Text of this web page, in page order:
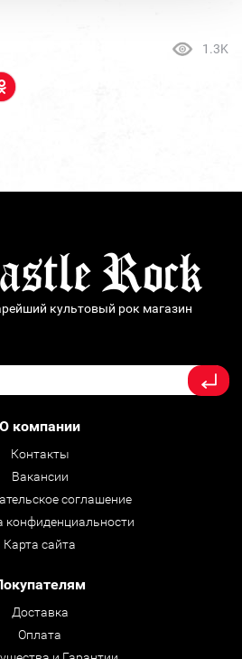
1.3K
культовый рок магазин
О компании
Контакты
Вакансии
соглашение
конфиденциальности
Карта сайта
Доставка
Оплата